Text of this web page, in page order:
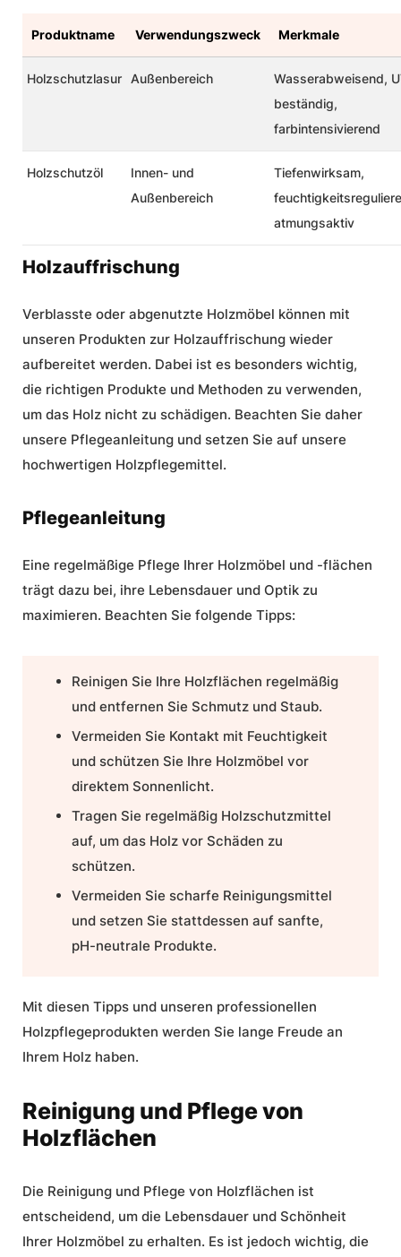
Produktname Verwendungszweck Merkmale
Holzschutzlasur Außenbereich
Wasserabweisend,
beständig,
farbintensivierend
Holzschutzöl
Innen- und
Außenbereich
Tiefenwirksam,
atmungsaktiv
Holzauffrischung
Verblasste oder abgenutzte Holzmöbel können mit
unseren Produkten zur Holzauffrischung wieder
aufbereitet werden. Dabei ist es besonders wichtig,
die richtigen Produkte und Methoden zu verwenden,
um das Holz nicht zu schädigen. Beachten Sie daher
unsere Pflegeanleitung und setzen Sie auf unsere
hochwertigen Holzpflegemittel.
Pflegeanleitung
Eine regelmäßige Pflege Ihrer Holzmöbel und -flächen
trägt dazu bei, ihre Lebensdauer und Optik zu
maximieren. Beachten Sie folgende Tipps:
Reinigen Sie Ihre Holzflächen regelmäßig
und entfernen Sie Schmutz und Staub.
Vermeiden Sie Kontakt mit Feuchtigkeit
und schützen Sie Ihre Holzmöbel vor
direktem Sonnenlicht.
Tragen Sie regelmäßig Holzschutzmittel
auf, um das Holz vor Schäden zu
schützen.
Vermeiden Sie scharfe Reinigungsmittel
und setzen Sie stattdessen auf sanfte,
pH-neutrale Produkte.
Mit diesen Tipps und unseren professionellen
Holzpflegeprodukten werden Sie lange Freude an
Ihrem Holz haben.
Reinigung und Pflege von
Holzflächen
Die Reinigung und Pflege von Holzflächen ist
entscheidend, um die Lebensdauer und Schönheit
Ihrer Holzmöbel zu erhalten. Es ist jedoch wichtig, die